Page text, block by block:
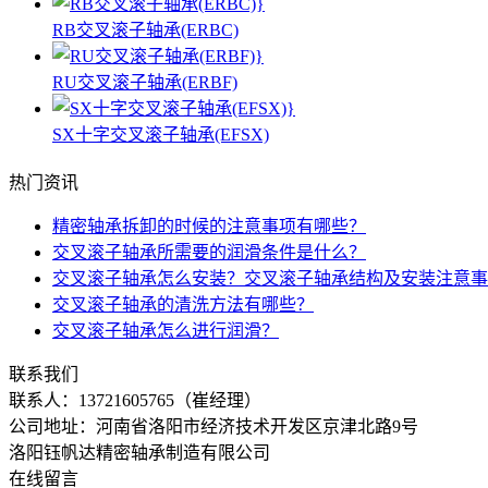
RB交叉滚子轴承(ERBC)
RU交叉滚子轴承(ERBF)
SX十字交叉滚子轴承(EFSX)
热门资讯
精密轴承拆卸的时候的注意事项有哪些？
交叉滚子轴承所需要的润滑条件是什么？
交叉滚子轴承怎么安装？交叉滚子轴承结构及安装注意
交叉滚子轴承的清洗方法有哪些？
交叉滚子轴承怎么进行润滑？
联系我们
联系人： 13721605765（崔经理）
公司地址：河南省洛阳市经济技术开发区京津北路9号
洛阳钰帆达精密轴承制造有限公司
在线留言